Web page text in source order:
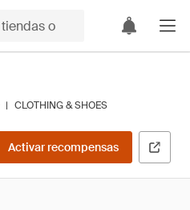
| CLOTHING & SHOES
Activar recompensas